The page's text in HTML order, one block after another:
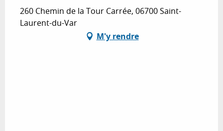
260 Chemin de la Tour Carrée, 06700 Saint-
Laurent-du-Var
M'y rendre